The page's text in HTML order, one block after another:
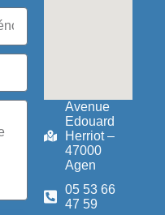
Avenue
Edouard
Herriot –
47000
Agen
05 53 66
47 59